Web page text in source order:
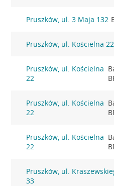
Pruszków, ul. 3 Maja 132
Pruszków, ul. Kościelna 22
Pruszków, ul. Kościelna
22
Pruszków, ul. Kościelna
22
Pruszków, ul. Kościelna
22
Pruszków, ul.
33